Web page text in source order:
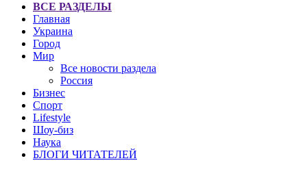
ВСЕ РАЗДЕЛЫ
Главная
Украина
Город
Мир
Все новости раздела
Россия
Бизнес
Спорт
Lifestyle
Шоу-биз
Наука
БЛОГИ ЧИТАТЕЛЕЙ